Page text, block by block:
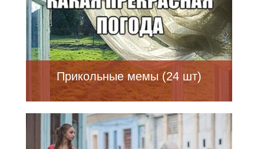
Прикольные мемы (24 шт)